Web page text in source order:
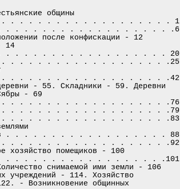
общины
. . . . . . . . . . . . . . . . . . . . . . . 1
. . . . . . . . . . . . . . . . . . . . . . . .6
после конфискации - 12
14
. . . . . . . . . . . . . . . . . . . . . . . 20
. . . . . . . . . . . . . . . . . . . . . . .25
. . . . . . . . . . . . . . . . . . . .42
- 55. Складники - 59. Деревни
- 69
. . . . . . . . . . . . . . . . . .76
. . . . . . . . . . . . . . . . . . . .79
. . . . . . . . . . . . . . . . . . . . .83
. . . . . . . . . . . . . . . . . . 88
. . . . . . . . . . . . . . . . . . . . . . .92
хозяйство помещиков - 100
. . . . . . . . . . . . . . . . . . . . . . .101
снимаемой ими земли - 106
учреждений - 114. Хозяйство
- Возникновение общинных